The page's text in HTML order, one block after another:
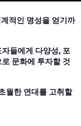
적인 명성을 얻기까
들에게 다양성, 포
문화에 투자할 것
월한 연대를 고취할